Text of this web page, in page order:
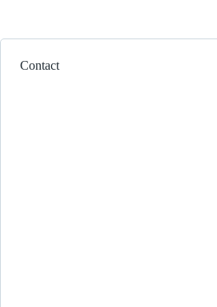
Contact